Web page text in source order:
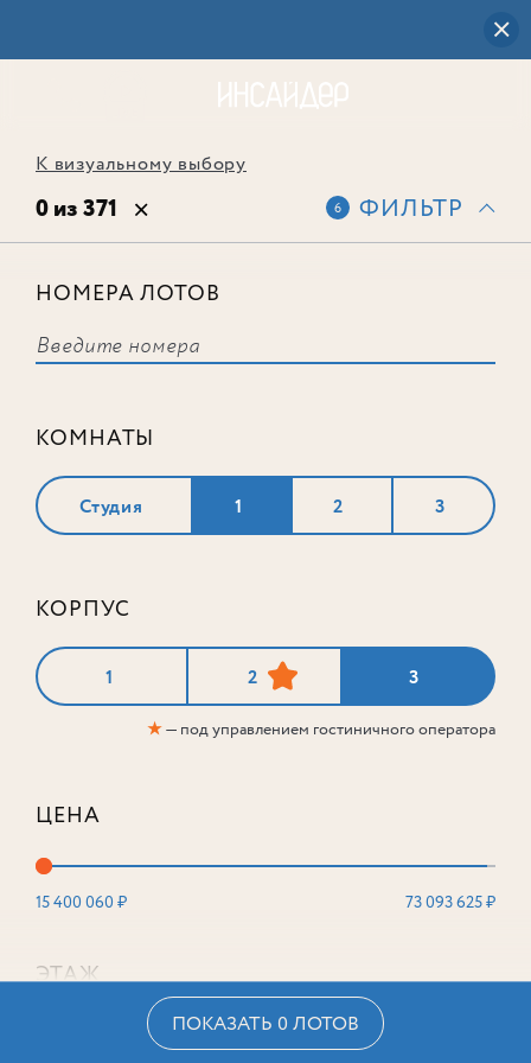
К визуальному выбору
0 из 371 6 ФИЛЬТР
НОМЕРА ЛОТОВ
КОМНАТЫ
Студия 1 2 3
КОРПУС
1 2 3
★— под управлением гостиничного оператора
ЦЕНА
15 400 060 ₽ 73 093 625 ₽
ЭТАЖ
ПОКАЗАТЬ 0 ЛОТОВ
соответствует ни одного лота